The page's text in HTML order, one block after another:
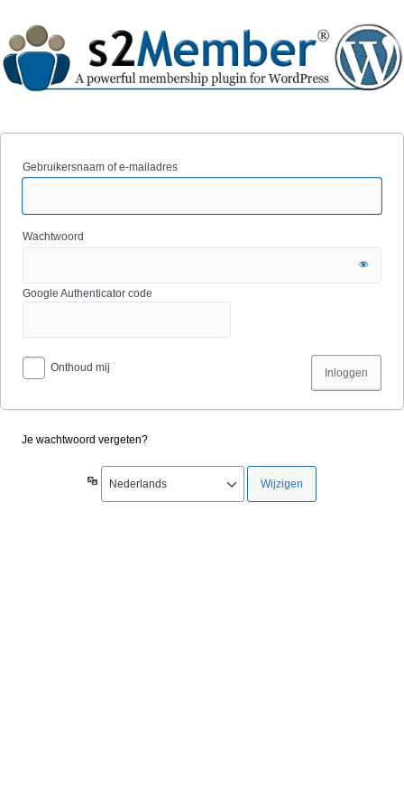
Gebruikersnaam of e-mailadres
Wachtwoord
Google Authenticator code
Onthoud mij
Je wachtwoord vergeten?
Taal